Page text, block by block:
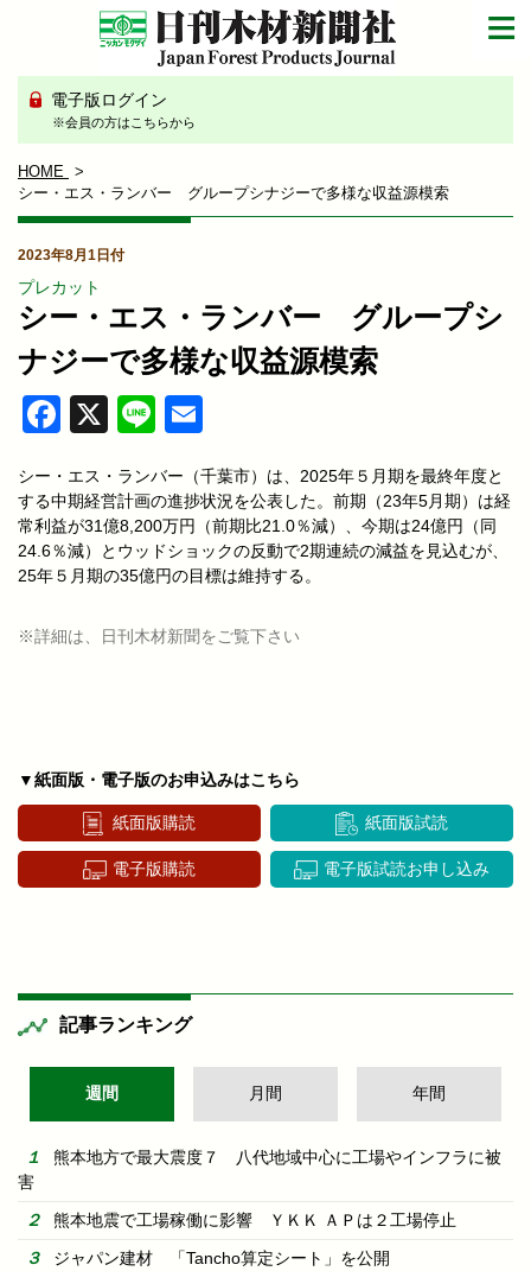
電子版ログイン
※会員の方はこちらから
HOME
シー・エス・ランバー グループシナジーで多様な収益源模索
2023年8月1日付
プレカット
シー・エス・ランバー グループシ
ナジーで多様な収益源模索
Facebook
X Line
シー・エス・ランバー（千葉市）は、2025年５月期を最終年度と
する中期経営計画の進捗状況を公表した。前期（23年5月期）は経
常利益が31億8,200万円（前期比21.0％減）、今期は24億円（同
24.6％減）とウッドショックの反動で2期連続の減益を見込むが、
25年５月期の35億円の目標は維持する。
※詳細は、日刊木材新聞をご覧下さい
▼紙面版・電子版のお申込みはこちら
紙面版購読 紙面版試読
電子版購読 電子版試読お申し込み
記事ランキング
週間 月間 年間
熊本地方で最大震度７ 八代地域中心に工場やインフラに被
害
熊本地震で工場稼働に影響 ＹＫＫ ＡＰは２工場停止
ジャパン建材 「Tancho算定シート」を公開